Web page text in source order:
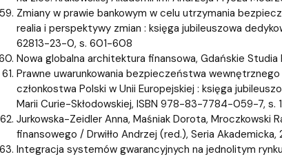
Zmiany w prawie bankowym w celu utrzymania
realia i perspektywy zmian : księga jubileuszowa
62813-23-0, s. 601-608
Nowa globalna architektura finansowa, Gdańskie Studia
Prawne uwarunkowania bezpieczeństwa
członkostwa Polski w Unii Europejskiej : księga
Marii Curie-Skłodowskiej, ISBN 978-83-7784-059-7, s.
Jurkowska-Zeidler Anna, Maśniak Dorota, Mroczkowski
finansowego / Drwiłło Andrzej (red.), Seria
Integracja systemów gwarancyjnych na jednolitym